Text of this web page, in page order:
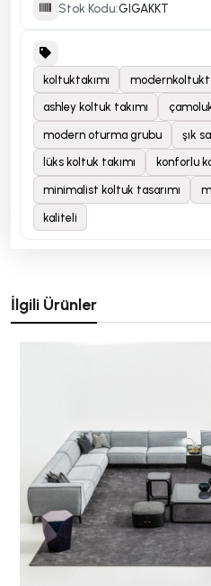
Stok Kodu:GIGAKKT
koltuktakımı
ashley koltuk takımı
modern oturma grubu şık
lüks koltuk takımı konforlu
minimalist koltuk tasarımı
kaliteli
İlgili Ürünler